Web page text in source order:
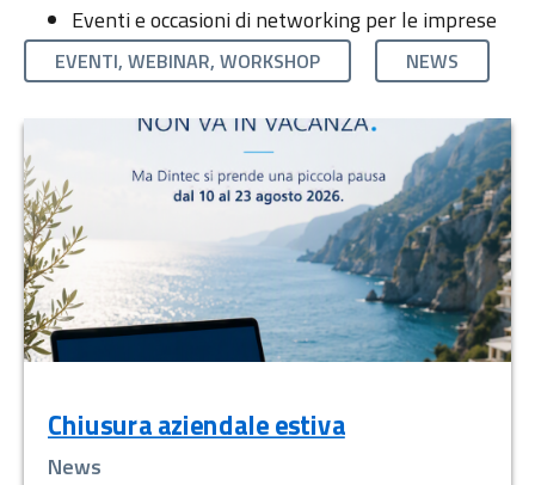
Eventi e occasioni di networking per le imprese
EVENTI, WEBINAR, WORKSHOP NEWS
Chiusura aziendale estiva
News